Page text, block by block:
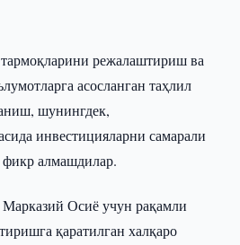
режалаштириш ва
асосланган таҳлил
шунингдек,
инвестицияларни самарали
алмашдилар.
Осиё учун рақамли
қаратилган халқаро